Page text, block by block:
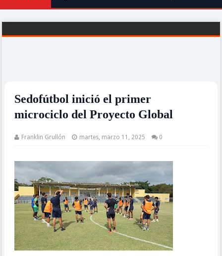
Sedofútbol inició el primer
microciclo del Proyecto Global
Franklin Grullón martes, marzo 11, 2025 0